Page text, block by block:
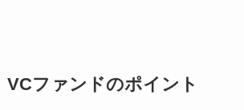
VCファンドのポイント